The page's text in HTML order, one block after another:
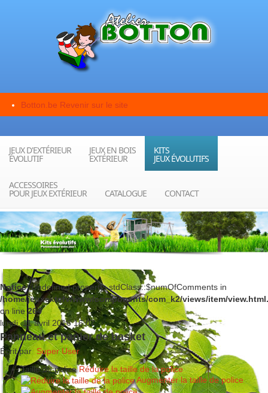
Botton.be Revenir sur le site
JEUX D'EXTÉRIEUR
ÉVOLUTIF
JEUX EN BOIS
EXTÉRIEUR
KITS
JEUX ÉVOLUTIFS
ACCESSOIRES
POUR JEUX EXTÉRIEUR CATALOGUE CONTACT
Notice: Undefined property: stdClass::$numOfComments in
/home/jeuxextefv/www/components/com_k2/views/item/
on line 264
lundi, 11 avril 2016 16:07
Panneau et panier de basket
Écrit par Super User
Taille de police Réduire la taille de la police
Augmenter la taille de police